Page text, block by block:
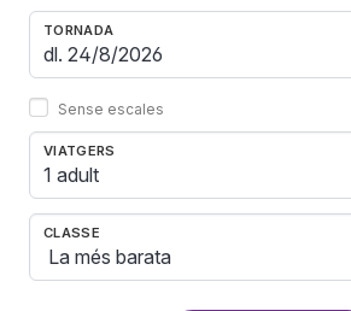
TORNADA
Sense escales
VIATGERS
1 adult
CLASSE